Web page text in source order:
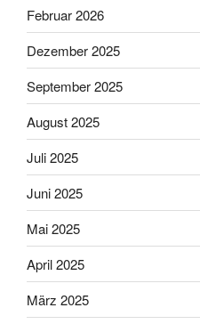
Februar 2026
Dezember 2025
September 2025
August 2025
Juli 2025
Juni 2025
Mai 2025
April 2025
März 2025